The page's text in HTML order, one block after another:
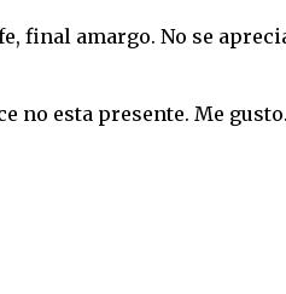
final amargo. No se
no esta presente. Me gusto.